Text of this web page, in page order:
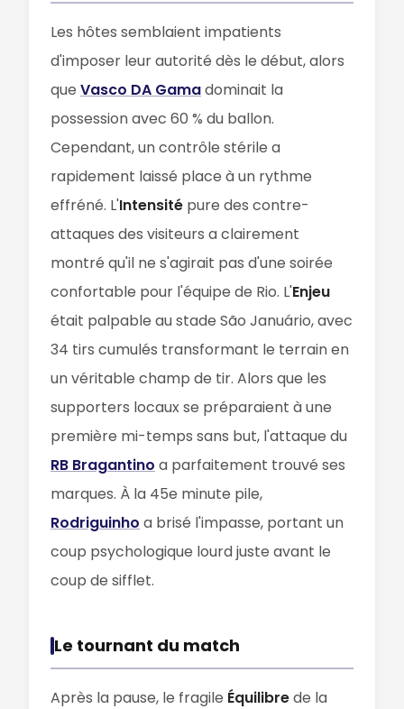
Les hôtes semblaient impatients
d'imposer leur autorité dès le début, alors
que Vasco DA Gamadominait la
possession avec 60 % du ballon.
Cependant, un contrôle stérile a
rapidement laissé place à un rythme
effréné. L'Intensité pure des contre-
attaques des visiteurs a clairement
montré qu'il ne s'agirait pas d'une soirée
confortable pour l'équipe de Rio. L'Enjeu
était palpable au stade São Januário, avec
34 tirs cumulés transformant le terrain en
un véritable champ de tir. Alors que les
supporters locaux se préparaient à une
première mi-temps sans but, l'attaque du
RB Bragantino a parfaitement trouvé ses
marques. À la 45e minute pile,
Rodriguinho a brisé l'impasse, portant un
coup psychologique lourd juste avant le
coup de sifflet.
Le tournant du match
Après la pause, le fragile Équilibrede la